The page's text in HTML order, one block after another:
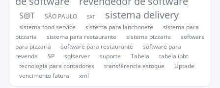
S@T SÃO PAULO SAT sistema delivery
sistema food service sistema para lanchonete
sistema para
pizzaria
sistema para restaurante sistema pizzaria
software
para pizzaria
software para restaurante
software para
revenda
SP sqlserver suporte Tabela
tabela ipbt
tecnologia para contadores
transfêrencia estoque
Uptade
vencimento fatura
xml